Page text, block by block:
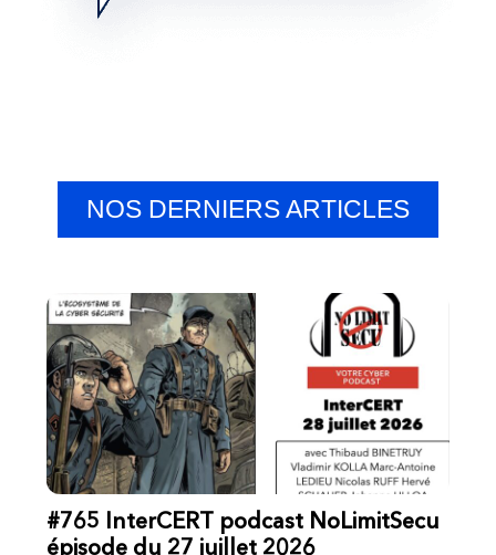
NOS DERNIERS ARTICLES
#765 InterCERT podcast NoLimitSecu
épisode du 27 juillet 2026